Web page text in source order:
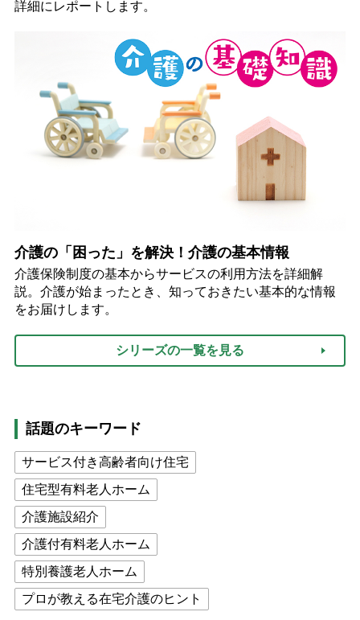
詳細にレポートします。
介護の「困った」を解決！介護の基本情報
介護保険制度の基本からサービスの利用方法を詳細解
説。介護が始まったとき、知っておきたい基本的な情報
をお届けします。
シリーズの一覧を見る
話題のキーワード
サービス付き高齢者向け住宅
住宅型有料老人ホーム
介護施設紹介
介護付有料老人ホーム
特別養護老人ホーム
プロが教える在宅介護のヒント